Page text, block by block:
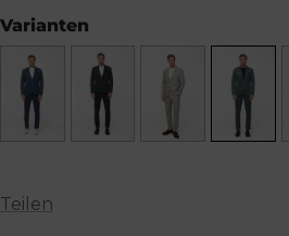
Varianten
Teilen